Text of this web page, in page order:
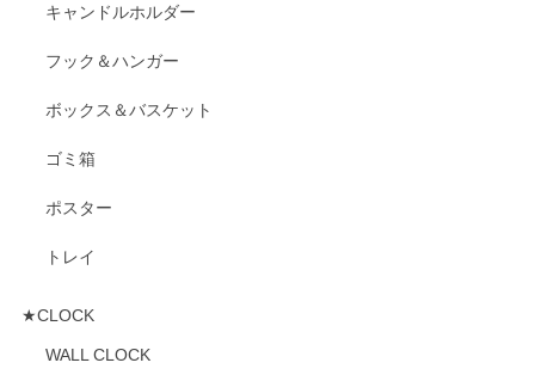
キャンドルホルダー
フック＆ハンガー
ボックス＆バスケット
ゴミ箱
ポスター
トレイ
★CLOCK
WALL CLOCK